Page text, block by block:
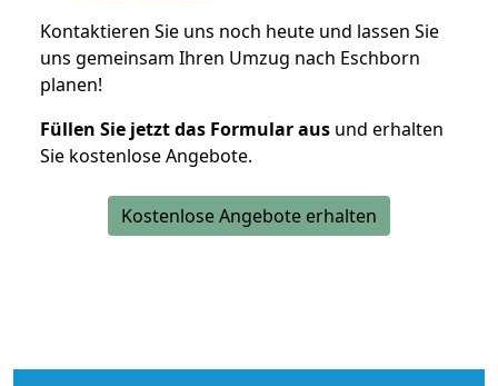
Kontaktieren Sie uns noch heute und lassen Sie
uns gemeinsam Ihren Umzug nach Eschborn
planen!
Füllen Sie jetzt das Formular aus und erhalten
Sie kostenlose Angebote.
Kostenlose Angebote erhalten